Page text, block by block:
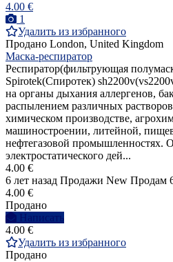
4.00 €
1
Удалить из избранного
Продано London, United Kingdom
Маска-респиратор
Респиратор(фильтрующая
Spirotek(Спиротек)
на органы дыхания аллергенов,
распылением различных
химическом производстве,
машиностроении, литейной,
нефтегазовой промышленностях.
электростатического дей...
4.00 €
6 лет назад Продажи New Продам
4.00 €
Продано
Написать
4.00 €
Удалить из избранного
Продано